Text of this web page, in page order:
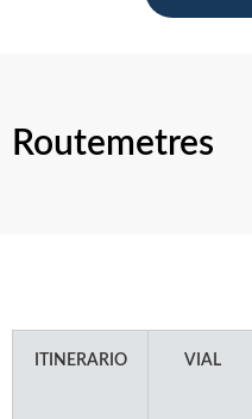
Routemetres
ITINERARIO VIAL